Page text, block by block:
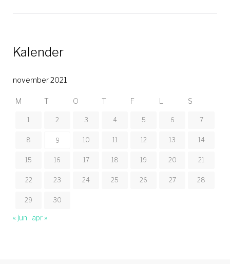
Kalender
november 2021
M T O T F L S
1 2 3 4 5 6 7
8 9 10 11 12 13 14
15 16 17 18 19 20 21
22 23 24 25 26 27 28
29 30
« jun apr »